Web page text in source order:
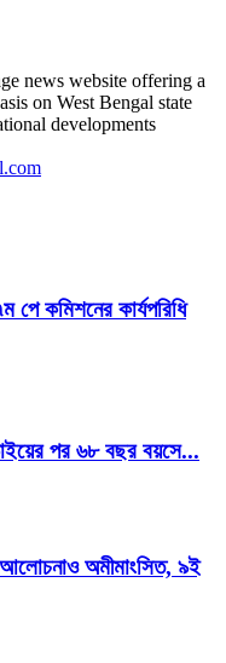
news website offering a
on West Bengal state
developments
কার্যপরিধি
পর ৬৮ বছর বয়সে...
আলোচনাও অমীমাংসিত, ৯ই